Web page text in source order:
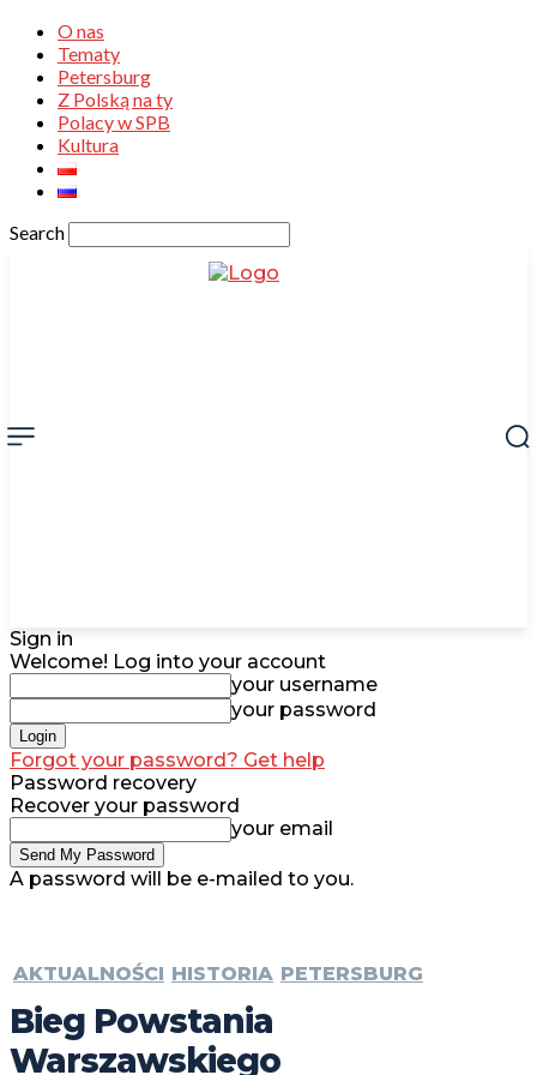
O nas
Tematy
Petersburg
Z Polską na ty
Polacy w SPB
Kultura
Search
Sign in
Welcome! Log into your account
your username
your password
Forgot your password? Get help
Password recovery
Recover your password
your email
A password will be e-mailed to you.
AKTUALNOŚCI HISTORIA PETERSBURG
Bieg Powstania
Warszawskiego